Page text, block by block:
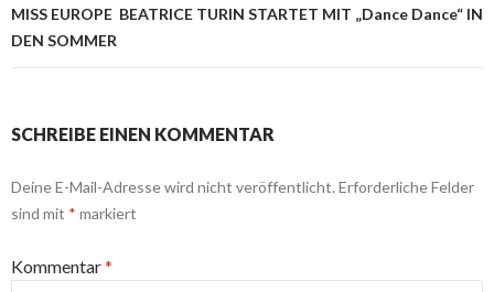
MISS EUROPE BEATRICE TURIN STARTET MIT „Dance Dance“ IN
DEN SOMMER
SCHREIBE EINEN KOMMENTAR
Deine E-Mail-Adresse wird nicht veröffentlicht. Erforderliche Felder
sind mit * markiert
Kommentar*